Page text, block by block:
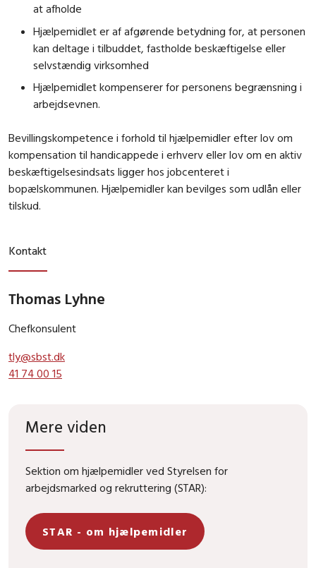
at afholde
Hjælpemidlet er af afgørende betydning for, at personen
kan deltage i tilbuddet, fastholde beskæftigelse eller
selvstændig virksomhed
Hjælpemidlet kompenserer for personens begrænsning i
arbejdsevnen.
Bevillingskompetence i forhold til hjælpemidler efter lov om
kompensation til handicappede i erhverv eller lov om en aktiv
beskæftigelsesindsats ligger hos jobcenteret i
bopælskommunen. Hjælpemidler kan bevilges som udlån eller
tilskud.
Kontakt
Thomas Lyhne
Chefkonsulent
tly@sbst.dk
41 74 00 15
Mere viden
Sektion om hjælpemidler ved Styrelsen for
arbejdsmarked og rekruttering (STAR):
STAR - om hjælpemidler